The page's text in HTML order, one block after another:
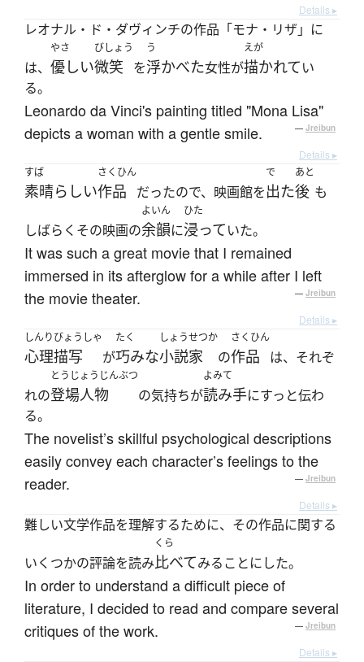
Details ▸
レオナル・ド・ダヴィンチの作品「モナ・リザ」に
は、
やさ
優しい
びしょう
微笑 を
う
浮かべた女性が
えが
描かれてい
る。
Leonardo da Vinci's painting titled "Mona Lisa"
depicts a woman with a gentle smile.
— Jreibun
Details ▸
すば
素晴らしい
さくひん
作品 だったので、映画館を
で
出た
あと
後 も
しばらくその映画の
よいん
余韻に
ひた
浸っていた。
It was such a great movie that I remained
immersed in its afterglow for a while after I left
the movie theater.
— Jreibun
Details ▸
しんりびょうしゃ
心理描写 が
たく
巧みな
しょうせつか
小説家 の
さくひん
作品 は、それぞ
れの
とうじょうじんぶつ
登場人物 の気持ちが
よみて
読み手にすっと伝わ
る。
The novelist’s skillful psychological descriptions
easily convey each character’s feelings to the
reader.
— Jreibun
Details ▸
難しい文学作品を理解するために、その作品に関する
いくつかの評論を読み
くら
比べてみることにした。
In order to understand a difficult piece of
literature, I decided to read and compare several
critiques of the work.
— Jreibun
Details ▸